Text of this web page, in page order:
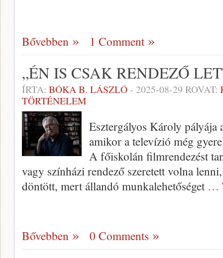
Bővebben 1 Comment
„ÉN IS CSAK RENDEZŐ
ÍRTA: BÓKA B. LÁSZLÓ- 2025-08-29 ROVAT:
TÖRTÉNELEM
Esztergályos Károly pályája
amikor a televízió még
A főiskolán filmrendezést
vagy színházi rendező szeretett volna
döntött, mert állandó munkalehetőséget …
Bővebben 0 Comments